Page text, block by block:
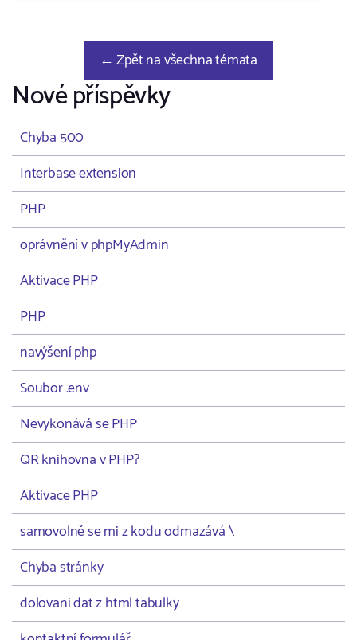
← Zpět na všechna témata
Nové příspěvky
Chyba 500
Interbase extension
PHP
oprávnění v phpMyAdmin
Aktivace PHP
PHP
navýšení php
Soubor .env
Nevykonává se PHP
QR knihovna v PHP?
Aktivace PHP
samovolně se mi z kodu odmazává \
Chyba stránky
dolovani dat z html tabulky